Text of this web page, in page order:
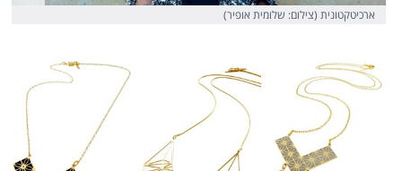
ארכיטקטונית (צילום: שלומית אופיר)